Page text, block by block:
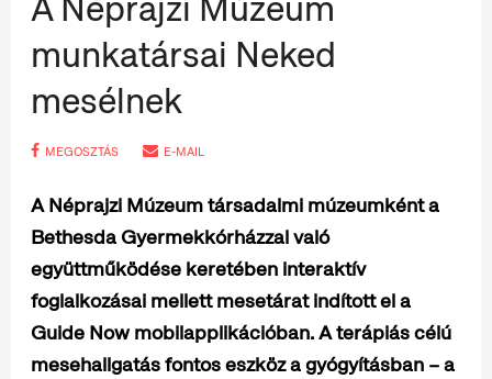
munkatársai Neked
mesélnek
MEGOSZTÁS E-MAIL
A Néprajzi Múzeum társadalmi múzeumként a
Bethesda Gyermekkórházzal való
együttműködése keretében interaktív
foglalkozásai mellett mesetárat indított el a
Guide Now mobilapplikációban. A terápiás célú
mesehallgatás fontos eszköz a gyógyításban – a